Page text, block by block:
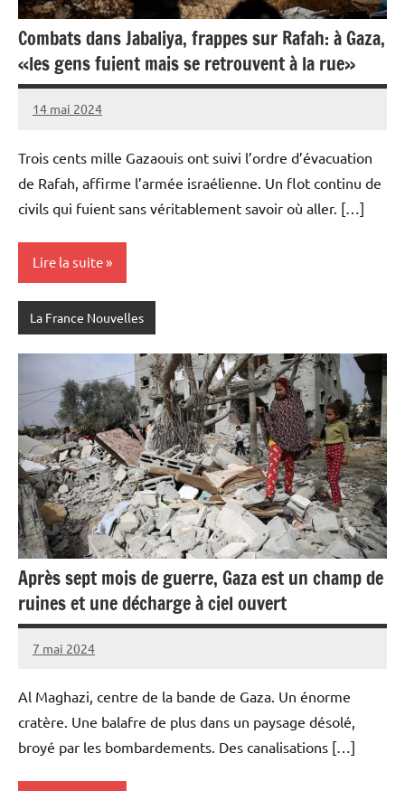
Combats dans Jabaliya, frappes sur Rafah: à Gaza,
«les gens fuient mais se retrouvent à la rue»
14 mai 2024
Admins
Trois cents mille Gazaouis ont suivi l’ordre d’évacuation
de Rafah, affirme l’armée israélienne. Un flot continu de
civils qui fuient sans véritablement savoir où aller. […]
Lire la suite
La France Nouvelles
Après sept mois de guerre, Gaza est un champ de
ruines et une décharge à ciel ouvert
7 mai 2024
Admins
Al Maghazi, centre de la bande de Gaza. Un énorme
cratère. Une balafre de plus dans un paysage désolé,
broyé par les bombardements. Des canalisations […]